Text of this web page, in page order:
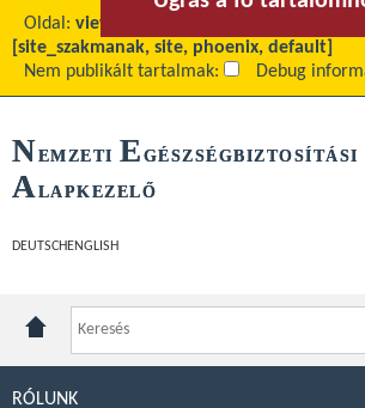
Oldal: view
[site_szakmanak, site, phoenix, default]
Nem publikált tartalmak:
Debug
NEMZETI E GÉSZSÉGBIZTOSÍTÁSI
ALAPKEZELŐ
DEUTSCH ENGLISH
RÓLUNK